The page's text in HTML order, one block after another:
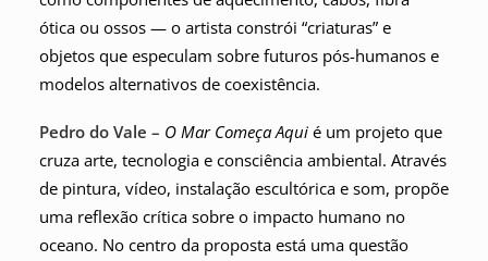
ótica ou ossos — o artista constrói “criaturas” e
objetos que especulam sobre futuros pós-humanos e
modelos alternativos de coexistência.
Pedro do Vale – O Mar Começa Aqui é um projeto que
cruza arte, tecnologia e consciência ambiental. Através
de pintura, vídeo, instalação escultórica e som, propõe
uma reflexão crítica sobre o impacto humano no
oceano. No centro da proposta está uma questão